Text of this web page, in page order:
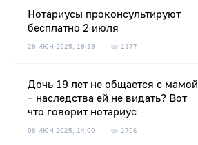
Нотариусы проконсультируют
бесплатно 2 июля
29 ИЮН 2025, 19:19 1177
Дочь 19 лет не общается с мамой
– наследства ей не видать? Вот
что говорит нотариус
08 ИЮН 2025, 14:00 1706